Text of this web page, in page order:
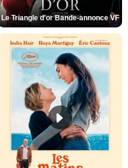
Le Triangle d'or Bande-annonce VF